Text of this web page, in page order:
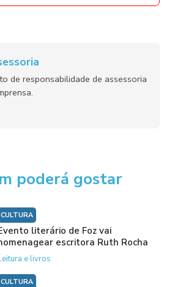
de responsabilidade de assessoria
poderá gostar
CULTURA
literário de Foz vai
escritora Ruth Rocha
e livros
CULTURA